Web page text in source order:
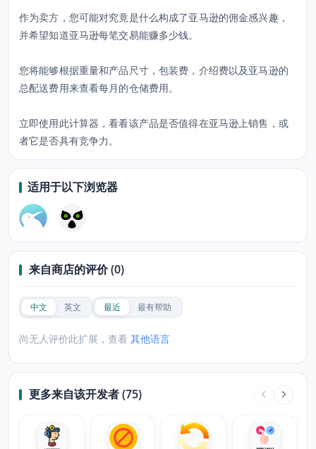
作为卖方，您可能对究竟是什么构成了亚马逊的佣金感兴趣，
并希望知道亚马逊每笔交易能赚多少钱。
您将能够根据重量和产品尺寸，包装费，介绍费以及亚马逊的
总配送费用来查看每月的仓储费用。
立即使用此计算器，看看该产品是否值得在亚马逊上销售，或
适用于以下浏览器
来自商店的评价 (0)
中文 英文 最近 最有帮助
尚无人评价此扩展，查看 其他语言
更多来自该开发者 (75)